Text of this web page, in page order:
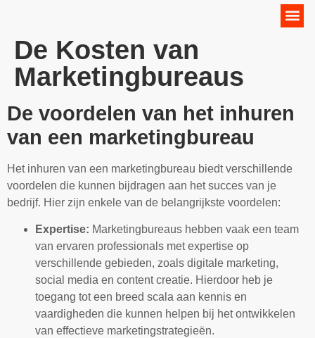
De Kosten van
Marketingbureaus
De voordelen van het inhuren
van een marketingbureau
Het inhuren van een marketingbureau biedt verschillende
voordelen die kunnen bijdragen aan het succes van je
bedrijf. Hier zijn enkele van de belangrijkste voordelen:
Expertise: Marketingbureaus hebben vaak een team
van ervaren professionals met expertise op
verschillende gebieden, zoals digitale marketing,
social media en content creatie. Hierdoor heb je
toegang tot een breed scala aan kennis en
vaardigheden die kunnen helpen bij het ontwikkelen
van effectieve marketingstrategieën.